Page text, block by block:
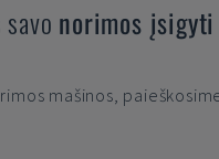
norimos
mašinos,